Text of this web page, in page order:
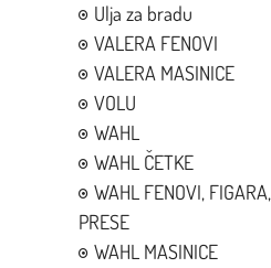
Ulja za bradu
VALERA FENOVI
VALERA MASINICE
VOLU
WAHL
WAHL ČETKE
WAHL FENOVI, FIGARA,
PRESE
WAHL MASINICE